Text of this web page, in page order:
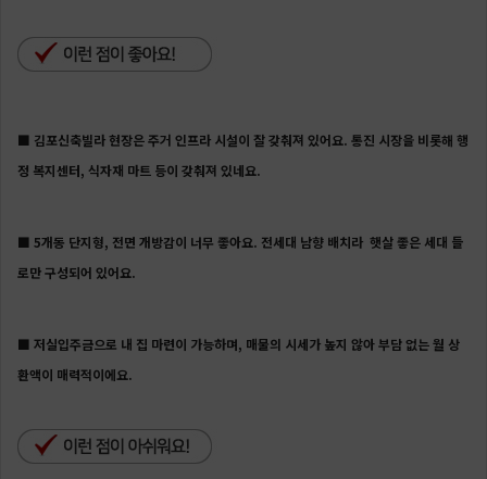
■ 김포신축빌라 현장은 주거 인프라 시설이 잘 갖춰져 있어요. 통진 시장을 비롯해 행
정 복지센터, 식자재 마트 등이 갖춰져 있네요.
■ 5개동 단지형, 전면 개방감이 너무 좋아요. 전세대 남향 배치라 햇살 좋은 세대 들
로만 구성되어 있어요.
■ 저실입주금으로 내 집 마련이 가능하며, 매물의 시세가 높지 않아 부담 없는 월 상
환액이 매력적이에요.